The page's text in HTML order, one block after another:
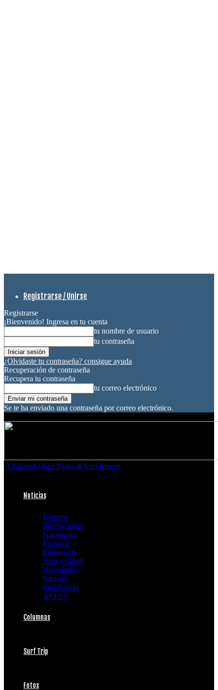
Registrarse / Unirse
Registrarse
¡Bienvenido! Ingresa en tu cuenta
tu nombre de usuario
tu contraseña
¿Olvidaste tu contraseña? consigue ayuda
Recuperación de contraseña
Recupera tu contraseña
tu correo electrónico
Se te ha enviado una contraseña por correo electrónico.
Chilesurf | Surf News & Surf Report
Noticias
Eventos
Internacional
Nacionales
Ecología
Entrevistas
Vida y Salud
Novedades
Sociales
Surf Report
Archivo
Columnas
Surf Trip
Fotos